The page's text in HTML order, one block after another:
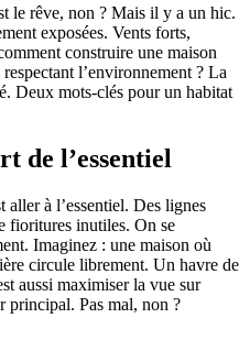
le rêve, non ? Mais il y a un hic.
exposées. Vents forts,
construire une maison
l’environnement ? La
Deux mots-clés pour un habitat
de l’essentiel
aller à l’essentiel. Des lignes
fioritures inutiles. On se
Imaginez : une maison où
circule librement. Un havre de
aussi maximiser la vue sur
principal. Pas mal, non ?